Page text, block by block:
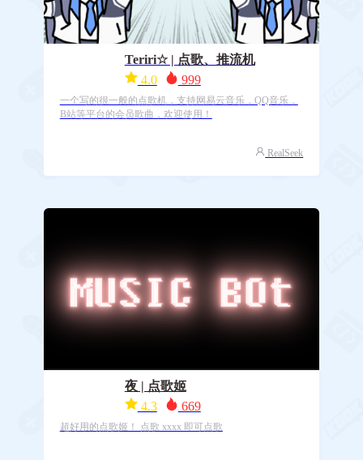
Teriri☆ | 点歌、推流机
4.0
999
一个写的很一般的点歌机，支持网易云音乐，QQ音乐，
B站等平台的会员歌曲，欢迎使用！
RealSeek
夜 | 点歌姬
4.3
669
超好用的点歌姬！ 点歌 xxxx 即可点歌